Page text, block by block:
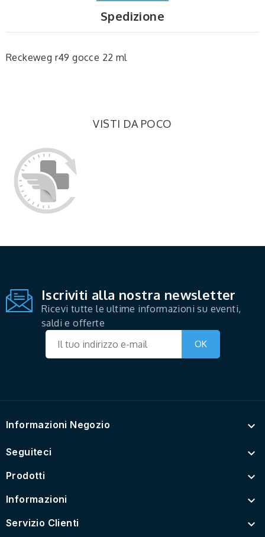
Spedizione
Reckeweg r49 gocce 22 ml
VISTI DA POCO
Iscriviti alla nostra newsletter
Ricevi tutte le ultime informazioni su eventi,
saldi e offerte
Informazioni Negozio 
Seguiteci 
Prodotti 
Informazioni 
Servizio Clienti 